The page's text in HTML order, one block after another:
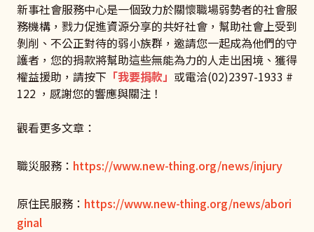
新事社會服務中心是一個致力於關懷職場弱勢者的社會服
務機構，戮力促進資源分享的共好社會，幫助社會上受到
剝削、不公正對待的弱小族群，邀請您一起成為他們的守
護者，您的捐款將幫助這些無能為力的人走出困境、獲得
權益援助，請按下 「我要捐款」 或電洽(02)2397-1933 #
122 ，感謝您的響應與關注！
觀看更多文章：
職災服務： https://www.new-thing.org/news/injury
原住民服務： https://www.new-thing.org/news/abori
ginal